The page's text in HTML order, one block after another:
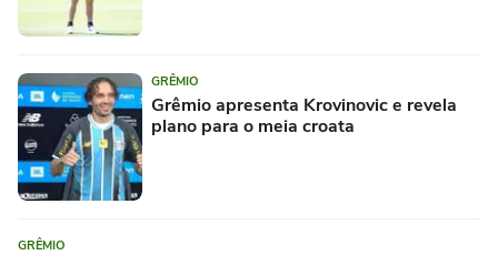
GRÊMIO
Grêmio apresenta Krovinovic e revela
plano para o meia croata
GRÊMIO